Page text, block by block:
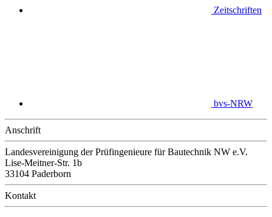
Zeitschriften
bvs-NRW
Anschrift
Landesvereinigung der Prüfingenieure für Bautechnik NW e.V.
Lise-Meitner-Str. 1b
33104 Paderborn
Kontakt